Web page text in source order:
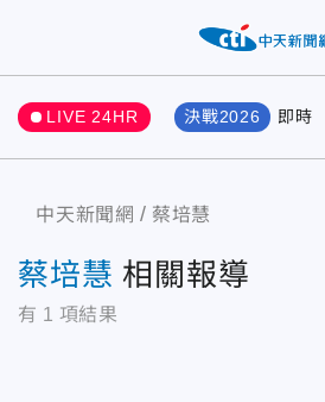
LIVE 24HR 決戰2026 即時
中天新聞網 蔡培慧
蔡培慧 相關報導
有 1 項結果